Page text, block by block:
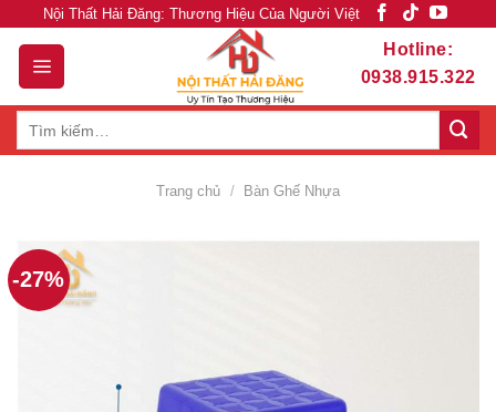
content
Nội Thất Hải Đăng: Thương Hiệu Của Người Việt
Hotline:
0938.915.322
Trang chủ / Bàn Ghế Nhựa
-27%